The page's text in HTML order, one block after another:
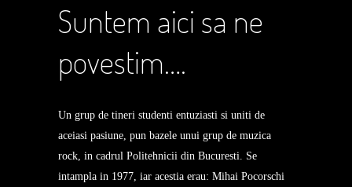
Suntem aici sa ne
povestim….
Un grup de tineri studenti entuziasti si uniti de
aceiasi pasiune, pun bazele unui grup de muzica
rock, in cadrul Politehnicii din Bucuresti. Se
intampla in 1977, iar acestia erau: Mihai Pocorschi